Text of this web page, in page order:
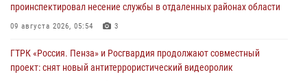
проинспектировал несение службы в отдаленных районах области
09 августа 2026, 05:54 3
ГТРК «Россия. Пенза» и Росгвардия продолжают совместный
проект: снят новый антитеррористический видеоролик